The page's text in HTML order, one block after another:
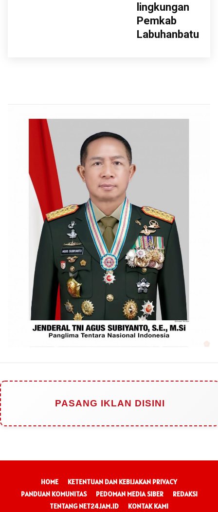
lingkungan
Pemkab
Labuhanbatu
PASANG IKLAN DISINI
HOME
KETENTUAN DAN KEBIJAKAN PRIVACY
PANDUAN KOMUNITAS
PEDOMAN MEDIA SIBER
REDAKSI
TENTANG NET24JAM.ID
KONTAK KAMI